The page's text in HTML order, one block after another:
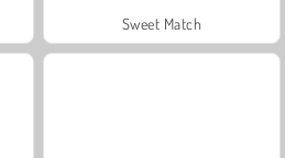
Sweet Match